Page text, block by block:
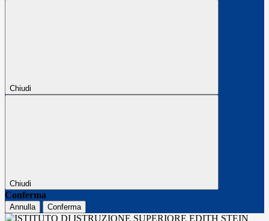
Chiudi
Chiudi
Conferma
Annulla Conferma